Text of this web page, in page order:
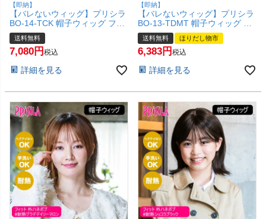
【即納】
【バレないウィッグ】プリシラ
BO-14-TCK 帽子ウィッグ フィ
ット ラウンドマッシュ #耐熱シ
ョコラブラック Sサイズ(約52
～56ccm)【ヘアアイロンOK 手
(6058159)
送料無料
7,080 税込
詳細を見る
【即納】
【バレないウィッグ】プリシラ
BO-13-TDMT 帽子ウィッグ フ
ィット 外ハネボブ #耐熱ダステ
ィミルクティー Sサイズ(約52
～56ccm)【ヘアアイロンOK 手
(6058158)
送料無料 ほりだし物市
6,383 税込
詳細を見る